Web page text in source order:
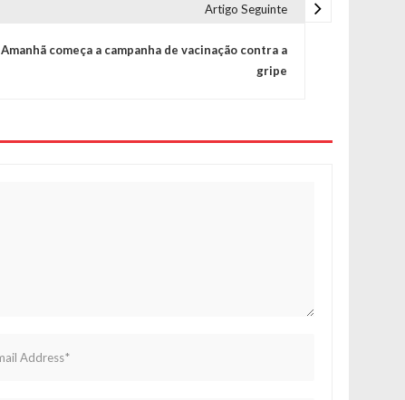
Artigo Seguinte
Amanhã começa a campanha de vacinação contra a
gripe